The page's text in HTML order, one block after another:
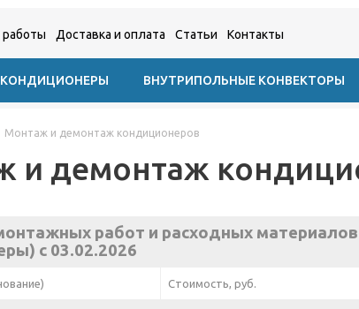
Доставка и оплата Статьи Контакты
КОНДИЦИОНЕРЫ ВНУТРИПОЛЬНЫЕ КОНВЕКТОРЫ
Монтаж и демонтаж кондиционеров
и демонтаж
работ и расходных материалов
c 03.02.2026
Стоимость, руб.